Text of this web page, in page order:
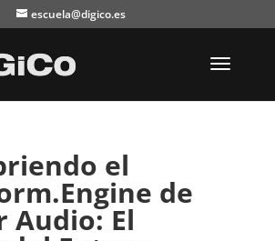
escuela@digico.es
el
de
Audio: El